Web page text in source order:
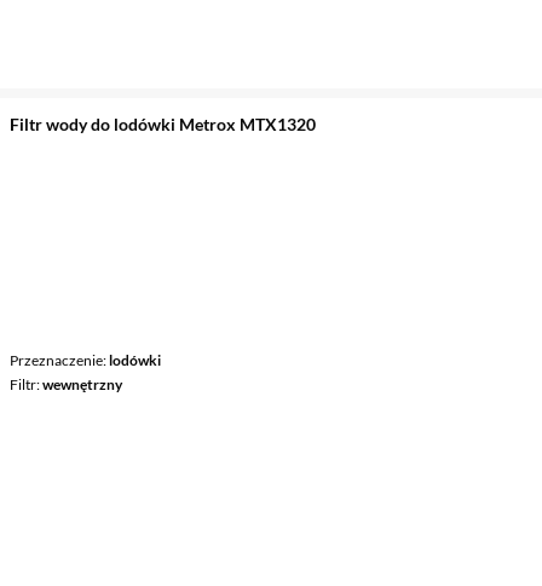
Filtr wody do lodówki Metrox MTX1320
Przeznaczenie lodówki
Filtr wewnętrzny